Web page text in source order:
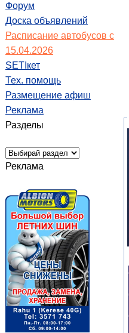
Форум
Доска объявлений
Расписание автобусов с
15.04.2026
SETIкет
Тех. помощь
Размещение афиш
Реклама
Разделы
Реклама